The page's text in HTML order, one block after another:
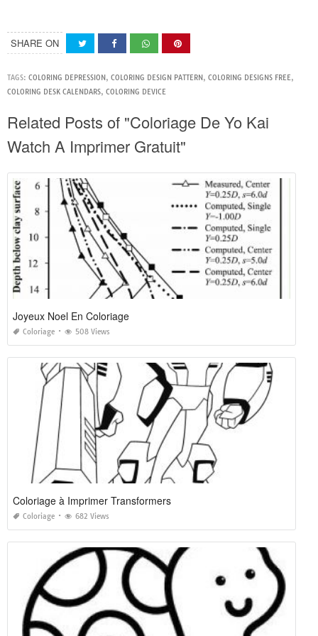
SHARE ON
TAGS: COLORING DEPRESSION, COLORING DESIGN PATTERN, COLORING DESIGNS FREE,
COLORING DESK CALENDARS, COLORING DEVICE
Related Posts of "Coloriage De Yo Kai
Watch A Imprimer Gratuit"
Joyeux Noel En Coloriage
Coloriage 508 Views
Coloriage à Imprimer Transformers
Coloriage 682 Views